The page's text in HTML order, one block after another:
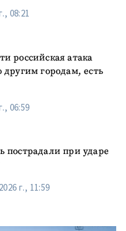
08:21
российская атака
городам, есть
06:59
пострадали при ударе
г., 11:59